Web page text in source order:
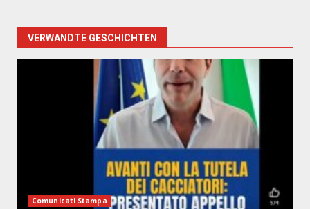
VERWANDTE GESCHICHTEN
Comunicati Stampa